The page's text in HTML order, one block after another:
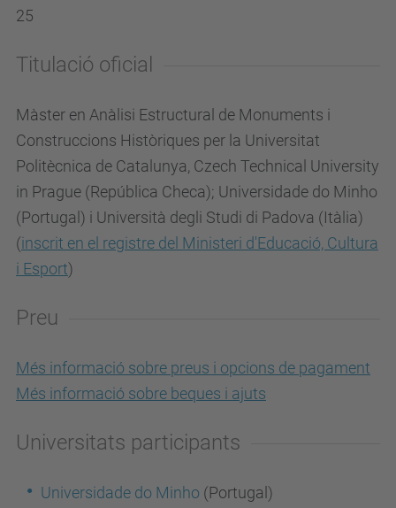
25
Titulació oficial
Màster en Anàlisi Estructural de Monuments i
Construccions Històriques per la Universitat
Politècnica de Catalunya, Czech Technical University
in Prague (República Checa); Universidade do Minho
(Portugal) i Università degli Studi di Padova (Itàlia)
(inscrit en el registre del Ministeri d'Educació, Cultura
i Esport)
Preu
Més informació sobre preus i opcions de pagament
Més informació sobre beques i ajuts
Universitats participants
Universidade do Minho (Portugal)